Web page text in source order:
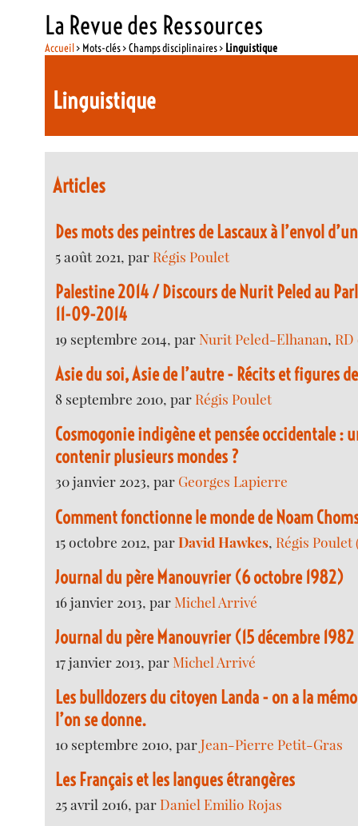
La Revue des Ressources
Accueil> Mots-clés > Champs disciplinaires > Linguistique
Linguistique
Articles
Des mots des peintres de Lascaux à l’envol
5 août 2021, par Régis Poulet
Palestine 2014 / Discours de Nurit Peled au
11-09-2014
19 septembre 2014, parNurit Peled-Elhanan,
Asie du soi, Asie de l’autre - Récits et figures
8 septembre 2010, par Régis Poulet
Cosmogonie indigène et pensée occidentale :
contenir plusieurs mondes ?
30 janvier 2023, par Georges Lapierre
Comment fonctionne le monde de Noam
15 octobre 2012, parDavid Hawkes Régis
Journal du père Manouvrier (6 octobre 1982)
16 janvier 2013, parMichel Arrivé
Journal du père Manouvrier (15 décembre
17 janvier 2013, parMichel Arrivé
Les bulldozers du citoyen Landa - on a la
l’on se donne.
10 septembre 2010, parJean-Pierre Petit-Gras
Les Français et les langues étrangères
25 avril 2016, parDaniel Emilio Rojas